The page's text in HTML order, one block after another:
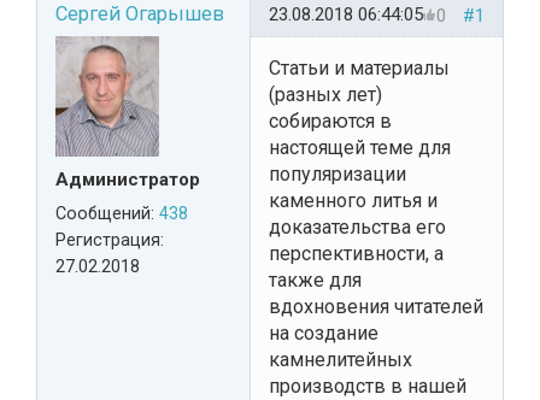
Сергей Огарышев
Администратор
Сообщений: 438
Регистрация:
27.02.2018
#1
0
23.08.2018 06:44:05
Статьи и материалы
(разных лет)
собираются в
настоящей теме для
популяризации
каменного литья и
доказательства его
перспективности, а
также для
вдохновения читателей
на создание
камнелитейных
производств в нашей